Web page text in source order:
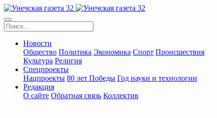
Новости
Общество Политика Экономика Спорт Происшествия
Культура Религия
Спецпроекты
Нацпроекты 80 лет Победы Год науки и технологии
Редакция
О сайте Обратная связь Коллектив